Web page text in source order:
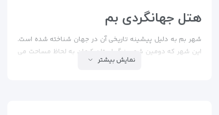
هتل جهانگردی بم
شهر بم به دلیل پیشینه تاریخی آن در جهان شناخته شده است.
این شهر که دومین شهر بزرگ استان کرمان به لحاظ مساحت می
باشد 180 کیلومتر با مرکز این استان فاصله دارد. هتل جهانگردی
نمایش بیشتر